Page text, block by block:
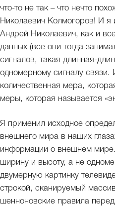
что-то не так – что нечто
Николаевич Колмогоров! И я
Андрей Николаевич, как и
данных (все они тогда
сигналов, такая длинная-
одномерному сигналу
количественная мера,
меры, которая называется
Я применил исходное
внешнего мира в наших
информации о внешнем мире.
ширину и высоту, а не
двумерную картинку
строкой, сканируемый
шенноновские правила